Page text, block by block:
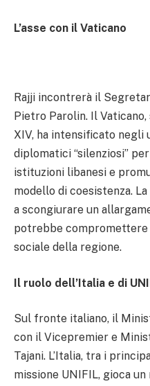
L’asse con il Vaticano
Rajji incontrerà il
Pietro Parolin. Il
XIV, ha intensificato negli
diplomatici “silenziosi”
istituzioni libanesi e
modello di coesistenza.
a scongiurare un
potrebbe
sociale della regione.
Il ruolo dell’Italia e di
Sul fronte italiano, il
con il Vicepremier e
Tajani. L’Italia, tra i
missione UNIFIL, gioca